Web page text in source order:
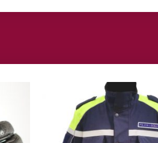
lista
dei